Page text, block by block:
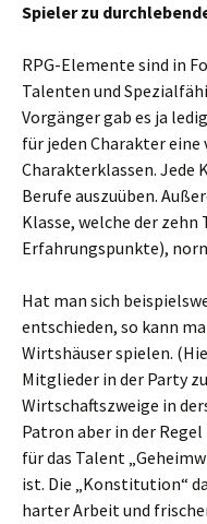
Spieler zu
RPG-Elemente sind in
Talenten und
Vorgänger gab es ja
für jeden Charakter
Charakterklassen. Jede
Berufe auszuüben.
Klasse, welche der
Erfahrungspunkte),
Hat man sich
entschieden, so kann
Wirtshäuser spielen.
Mitglieder in der Party
Wirtschaftszweige in
Patron aber in der
für das Talent
ist. Die „Konstitution“
harter Arbeit und